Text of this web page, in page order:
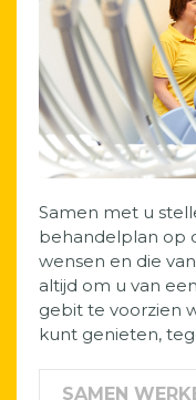
Samen met u
behandelplan op
wensen en die
altijd om u van
gebit te voorzien
kunt genieten,
SAMEN